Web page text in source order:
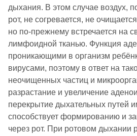
дыхания. В этом случае воздух,
рот, не согревается, не
но по-прежнему встречается на
лимфоидной тканью. Функция
проникающими в организм
вирусами, поэтому в ответ на
неочищенных частиц и
разрастание и увеличение
перекрытие дыхательных путей
способствует формированию и
через рот. При ротовом